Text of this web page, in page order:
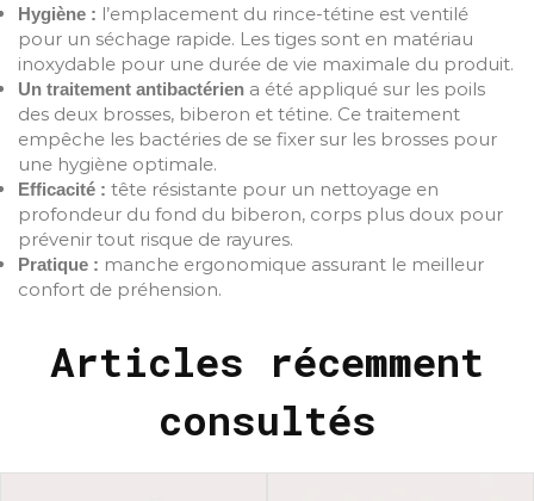
Hygiène : l’emplacement du rince-tétine est ventilé
pour un séchage rapide. Les tiges sont en matériau
inoxydable pour une durée de vie maximale du produit.
Un traitement antibactérien a été appliqué sur les poils
des deux brosses, biberon et tétine. Ce traitement
empêche les bactéries de se fixer sur les brosses pour
une hygiène optimale.
Efficacité : tête résistante pour un nettoyage en
profondeur du fond du biberon, corps plus doux pour
prévenir tout risque de rayures.
Pratique : manche ergonomique assurant le meilleur
confort de préhension.
Articles récemment
consultés